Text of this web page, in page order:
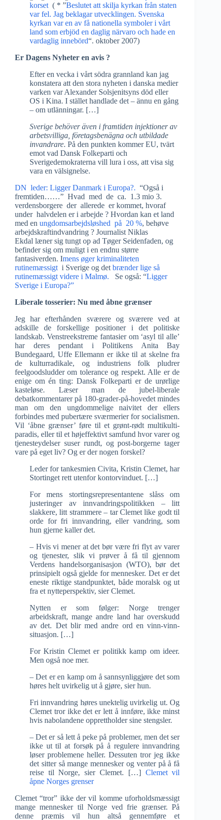
korset ( * ”Beslutet att skilja kyrkan från staten
var fel. Jag beklagar utvecklingen. Svenska
kyrkan var en av få nationella symboler i vårt
land som erbjöd en daglig närvaro och hade en
vardaglig innebörd“. oktober 2007)
Er Dagens Nyheter en avis ?
Efter en vecka i vårt södra grannland kan jag
konstatera att den stora nyheten i danska medier
varken var Alexander Solsjenitsyns död eller
OS i Kina. I stället handlade det – ännu en gång
– om utlänningar. […]
Sverige behöver även i framtiden injektioner av
arbetsvilliga, företagsbenägna och utbildade
invandrare. På den punkten kommer EU, tvärt
emot vad Dansk Folkeparti och
Sverigedemokraterna vill lura i oss, att visa sig
vara en välsignelse.
DN leder: Ligger Danmark i Europa?. “Også i
fremtiden……” Hvad med de ca. 1.3 mio 3.
verdensborgere der allerede er kommet, hvoraf
under halvdelen er i arbejde ? Hvordan kan et land
med en ungdomsarbejdsløshed på 20 %, behøve
arbejdskraftindvandring ? Journalist Niklas
Ekdal læner sig tungt op ad Tøger Seidenfaden, og
befinder sig om muligt i en endnu større
fantasiverden. Imens øger kriminaliteten
rutinemæssigt i Sverige og det brænder lige så
rutinemæssigt videre i Malmø. Se også: “Ligger
Sverige i Europa?”
Liberale tosserier: Nu med åbne grænser
Jeg har efterhånden sværere og sværere ved at
adskille de forskellige positioner i det politiske
landskab. Venstreekstreme fantasier om ‘asyl til alle’
har deres pendant i Politikens Anita Bay
Bundegaard, Uffe Ellemann er ikke til at skelne fra
de kulturradikale, og industriens folk pludrer
feelgoodsludder om tolerance og respekt. Alle er de
enige om én ting: Dansk Folkeparti er de urørlige
kasteløse. Læser man de jubel-liberale
debatkommentarer på 180-grader-på-hovedet mindes
man om den ungdommelige naivitet der ellers
forbindes med pubertære sværmerier for socialismen.
Vil ‘åbne grænser’ føre til et grønt-rødt multikulti-
paradis, eller til et højeffektivt samfund hvor varer og
tjenesteydelser suser rundt, og post-borgerne tager
vare på eget liv? Og er der nogen forskel?
Leder for tankesmien Civita, Kristin Clemet, har
Stortinget rett utenfor kontorvinduet. […]
For mens stortingsrepresentantene slåss om
justeringer av innvandringspolitikken – litt
slakkere, litt strammere – tar Clemet like godt til
orde for fri innvandring, eller vandring, som
hun gjerne kaller det.
– Hvis vi mener at det bør være fri flyt av varer
og tjenester, slik vi prøver å få til gjennom
Verdens handelsorganisasjon (WTO), bør det
prinsipielt også gjelde for mennesker. Det er det
eneste riktige standpunktet, både moralsk og ut
fra et nytteperspektiv, sier Clemet.
Nytten er som følger: Norge trenger
arbeidskraft, mange andre land har overskudd
av det. Det blir med andre ord en vinn-vinn-
situasjon. […]
For Kristin Clemet er politikk kamp om ideer.
Men også noe mer.
– Det er en kamp om å sannsynliggjøre det som
høres helt uvirkelig ut å gjøre, sier hun.
Fri innvandring høres unektelig uvirkelig ut. Og
Clemet tror ikke det er lett å innføre, ikke minst
hvis nabolandene opprettholder sine stengsler.
– Det er så lett å peke på problemer, men det ser
ikke ut til at forsøk på å regulere innvandring
løser problemene heller. Dessuten tror jeg ikke
det sitter så mange mennesker og venter på å få
reise til Norge, sier Clemet. […] Clemet vil
åpne Norges grenser
Clemet “tror” ikke der vil komme uforholdsmæssigt
mange mennesker til Norge ved frie grænser. På
denne præmis vil hun altså gennemføre et